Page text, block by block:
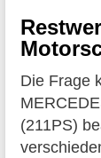
Die Frage
(211PS)